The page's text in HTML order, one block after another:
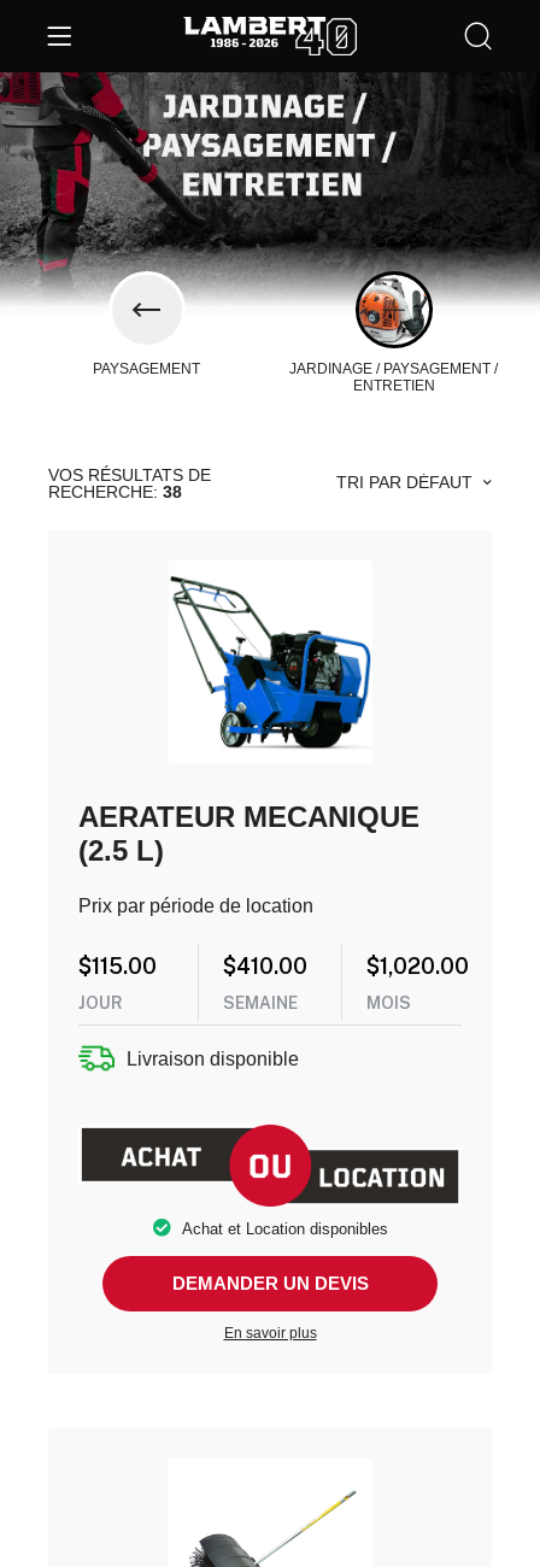
PAYSAGEMENT
JARDINAGE / PAYSAGEMENT /
ENTRETIEN
VOS RÉSULTATS DE
RECHERCHE: 38 TRI PAR DÉFAUT
AERATEUR MECANIQUE
(2.5 L)
Prix par période de location
$115.00
JOUR
$410.00
SEMAINE
$1,020.00
MOIS
Livraison disponible
Achat et Location disponibles
DEMANDER UN DEVIS
En savoir plus